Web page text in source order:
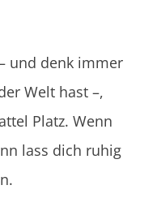
und denk immer
Welt hast –,
Platz. Wenn
lass dich ruhig